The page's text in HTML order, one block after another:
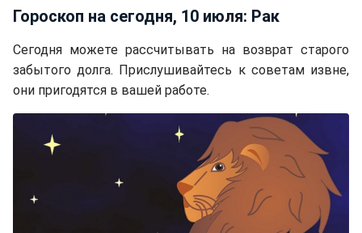
Гороскоп на сегодня, 10 июля: Рак
Сегодня можете рассчитывать на возврат старого
забытого долга. Прислушивайтесь к советам извне,
они пригодятся в вашей работе.